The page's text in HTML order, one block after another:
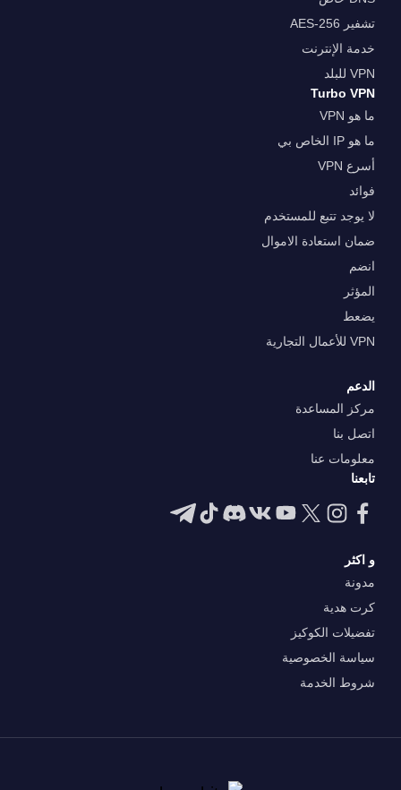
تشفير AES-256
خدمة الإنترنت
VPN للبلد
Turbo VPN
ما هو VPN
ما هو IP الخاص بي
أسرع VPN
فوائد
لا يوجد تتبع للمستخدم
ضمان استعادة الاموال
انضم
المؤثر
يضعط
VPN للأعمال التجارية
الدعم
مركز المساعدة
اتصل بنا
معلومات عنا
تابعنا
و اكثر
مدونة
كرت هدية
تفضيلات الكوكيز
سياسة الخصوصية
شروط الخدمة